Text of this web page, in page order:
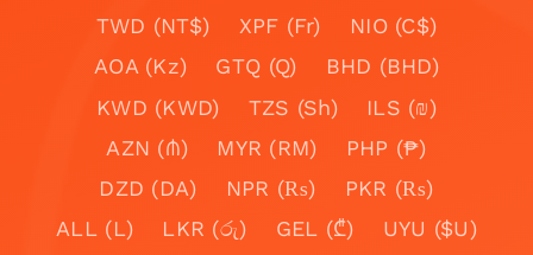
TWD (NT$)
XPF (Fr)
NIO (C$)
AOA (Kz)
GTQ (Q)
BHD (BHD)
KWD (KWD)
TZS (Sh)
ILS (₪)
AZN (₼)
MYR (RM)
PHP (₱)
DZD (DA)
NPR (₨)
PKR (₨)
ALL (L)
LKR (රු) GEL (₾)
UYU ($U)